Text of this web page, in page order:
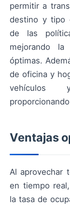
permitir a
destino y tipo
de las
mejorando la
óptimas.
de oficina y
vehículos
Ventajas
Al aprovechar
en tiempo
la tasa de